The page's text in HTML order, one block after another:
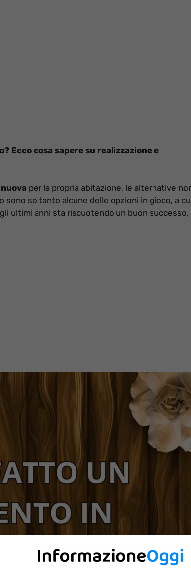
Ecco cosa sapere su realizzazione e
per la propria abitazione, le alternative
sono soltanto alcune delle opzioni in gioco, a
ultimi anni sta riscuotendo un buon successo,